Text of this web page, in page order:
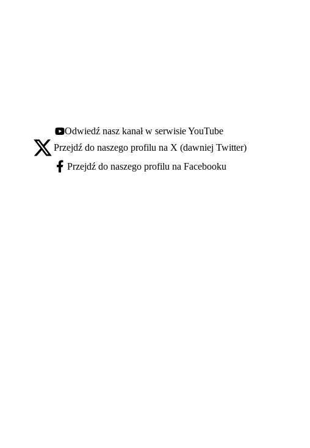
Youtube - otwiera się w nowej karcie
Odwiedź nasz kanał w serwisie YouTube
X - otwiera się w nowej karcie
Przejdź do naszego profilu na X (dawniej Twitter)
Facebook - otwiera się w nowej karcie
Przejdź do naszego profilu na Facebooku